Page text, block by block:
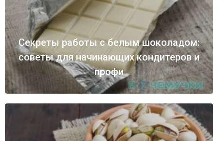
Секреты работы с белым шоколадом:
советы для начинающих кондитеров и
профи